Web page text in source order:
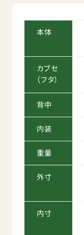
本体
カブセ
（フタ）
背中
内装
重量
外寸
内寸